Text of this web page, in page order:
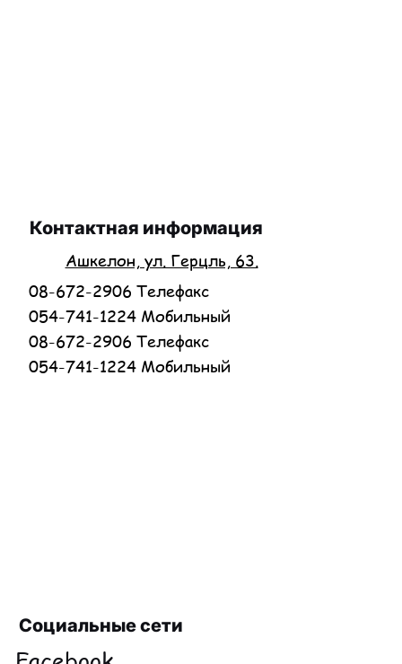
Социальные сети
Контактная информация
Ашкелон, ул. Герцль, 63.
08-672-2906 Телефакс
054-741-1224 Мобильный
08-672-2906 Телефакс
054-741-1224 Мобильный